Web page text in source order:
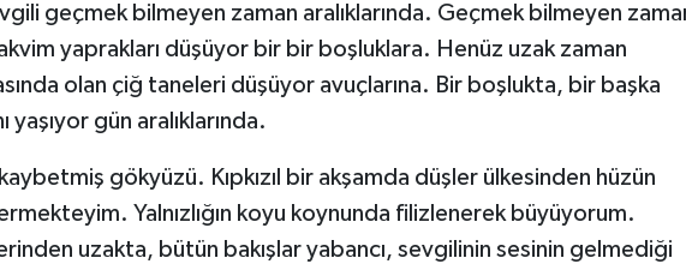
geçmek bilmeyen zaman aralıklarında. Geçmek bilmeyen
yaprakları düşüyor bir bir boşluklara. Henüz uzak zaman
olan çiğ taneleri düşüyor avuçlarına. Bir boşlukta, bir başka
yaşıyor gün aralıklarında.
gökyüzü. Kıpkızıl bir akşamda düşler ülkesinden hüzün
Yalnızlığın koyu koynunda filizlenerek büyüyorum.
uzakta, bütün bakışlar yabancı, sevgilinin sesinin gelmediği